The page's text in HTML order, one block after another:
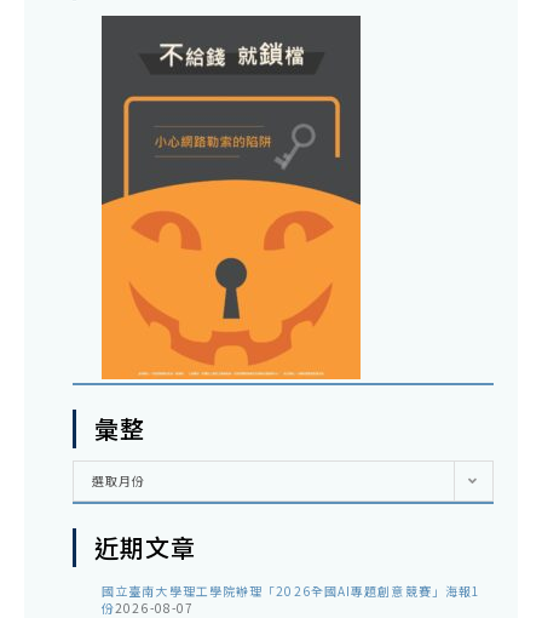
彙整
彙
選取月份
近期文章
國立臺南大學理工學院辦理「2026全國AI專題創意競賽」海報1
份2026-08-07